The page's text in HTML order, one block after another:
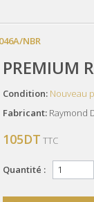
NBR
PREMIUM
Condition: Nouveau
Fabricant: Raymond
105DT TTC
Quantité :